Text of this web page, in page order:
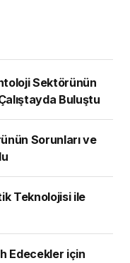
Sektörünün
Buluştu
Sorunları ve
Teknolojisi ile
Edecekler için